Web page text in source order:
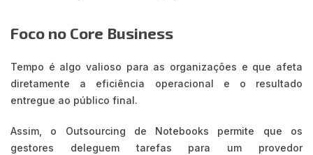
Foco no Core Business
Tempo é algo valioso para as organizações e que afeta
diretamente a eficiência operacional e o resultado
entregue ao público final.
Assim, o Outsourcing de Notebooks permite que os
gestores deleguem tarefas para um provedor